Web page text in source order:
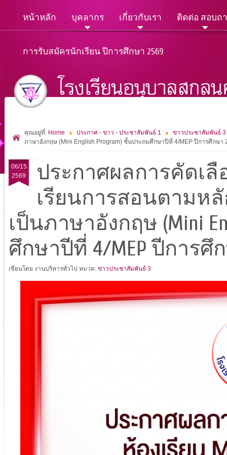
หน้าหลัก บุคลากร เกี่ยวกับเรา ติดต่อ สอบถ
การรับสมัครนักเรียน ปีการศึกษา 2569
คุณอยู่ที่: Home ประกาศ - ข่าว - ประชาสัมพันธ์ 1
ข่าวประชาสัมพันธ์ 3
ภาษาอังกฤษ (Mini English Program) ชั้นประถมศึกษาปีที่ 4/MEP ปีการศึกษา
06/15
2569
ประกาศผลการคัดเลื
เรียนการสอนตามห
เป็นภาษาอังกฤษ (Mini
ศึกษาปีที่ 4/MEP ปีการศึ
เขียนโดย งานบริหารทั่วไป หมวด: ข่าวประชาสัมพันธ์ 3